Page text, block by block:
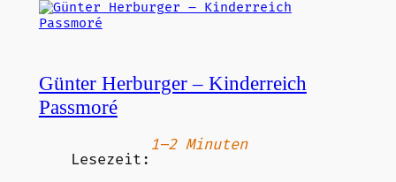
Günter Herburger – Kinderreich
Passmoré
Lesezeit:
1–2 Minuten